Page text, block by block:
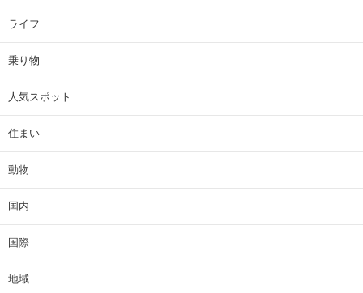
ライフ
乗り物
人気スポット
住まい
動物
国内
国際
地域